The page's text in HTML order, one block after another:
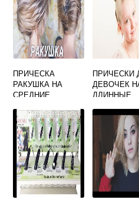
ПРИЧЕСКА
РАКУШКА НА
СРЕДНИЕ
ПОШАГОВО
ПРИЧЕСКИ
ДЕВОЧЕК
ДЛИННЫЕ